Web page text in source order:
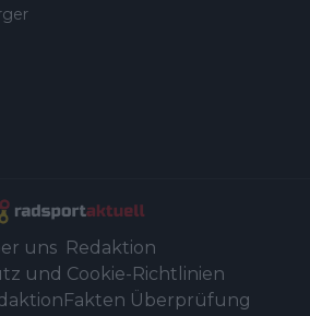
uns Redaktion
und Cookie-Richtlinien
Fakten Überprüfung